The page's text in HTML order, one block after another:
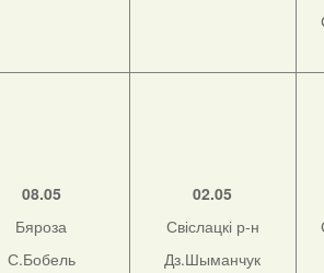
08.05
Бяроза
С.Бобель
02.05
Свіслацкі р-н
Дз.Шыманчук